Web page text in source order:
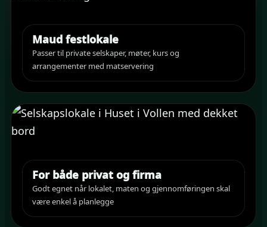
Maud festlokale
Passer til private selskaper, møter, kurs og
arrangementer med matservering
For både privat og firma
Godt egnet når lokalet, maten og gjennomføringen skal
være enkel å planlegge